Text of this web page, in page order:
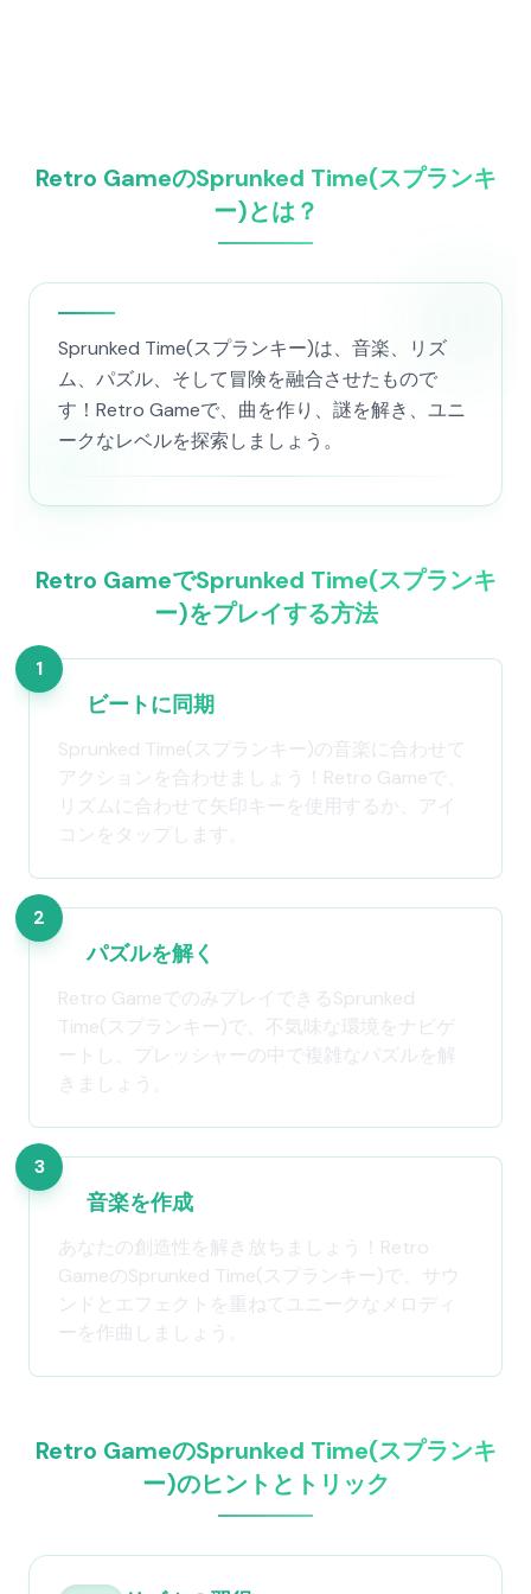
Retro GameのSprunked Time(スプランキ
ー)とは？
Sprunked Time(スプランキー)は、音楽、リズ
ム、パズル、そして冒険を融合させたもので
す！Retro Gameで、曲を作り、謎を解き、ユニ
ークなレベルを探索しましょう。
Retro GameでSprunked Time(スプランキ
ー)をプレイする方法
1
ビートに同期
Sprunked Time(スプランキー)の音楽に合わせて
アクションを合わせましょう！Retro Gameで、
リズムに合わせて矢印キーを使用するか、アイ
コンをタップします。
2
パズルを解く
Retro GameでのみプレイできるSprunked
Time(スプランキー)で、不気味な環境をナビゲ
ートし、プレッシャーの中で複雑なパズルを解
きましょう。
3
音楽を作成
あなたの創造性を解き放ちましょう！Retro
GameのSprunked Time(スプランキー)で、サウ
ンドとエフェクトを重ねてユニークなメロディ
ーを作曲しましょう。
Retro GameのSprunked Time(スプランキ
ー)のヒントとトリック